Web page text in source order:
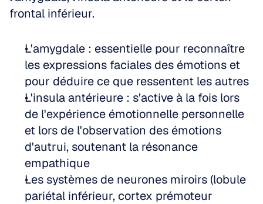
frontal inférieur.
L'amygdale : essentielle pour reconnaître
les expressions faciales des émotions et
L'insula antérieure : s'active à la fois lors
de l'expérience émotionnelle personnelle
et lors de l'observation des émotions
d'autrui, soutenant la résonance
empathique
Les systèmes de neurones miroirs (lobule
pariétal inférieur, cortex prémoteur